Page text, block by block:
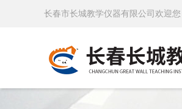
长春市长城教学仪器有限公司欢迎您